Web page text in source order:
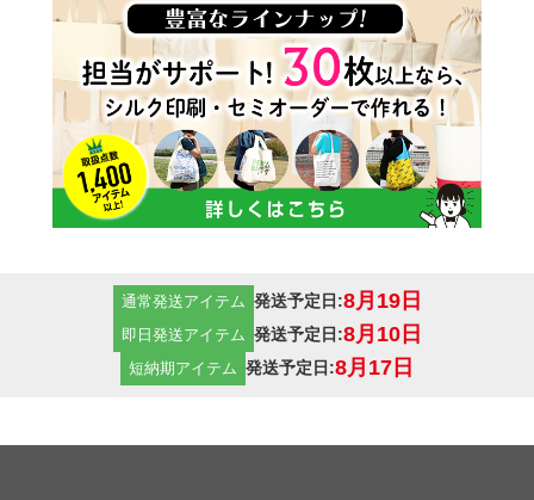
通常発送アイテム 発送予定日:8月19日
即日発送アイテム 発送予定日:8月10日
短納期アイテム 発送予定日:8月17日